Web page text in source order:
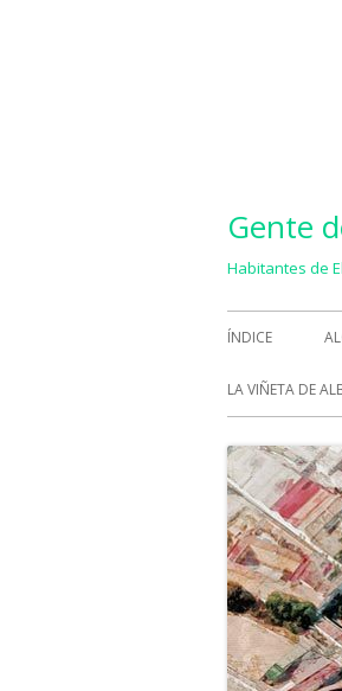
Gente
Habitantes de
Menú
ÍNDICE
LA VIÑETA DE